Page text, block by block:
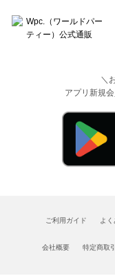
＼
アプリ新規
ご利用ガイド よ
会社概要 特定商取